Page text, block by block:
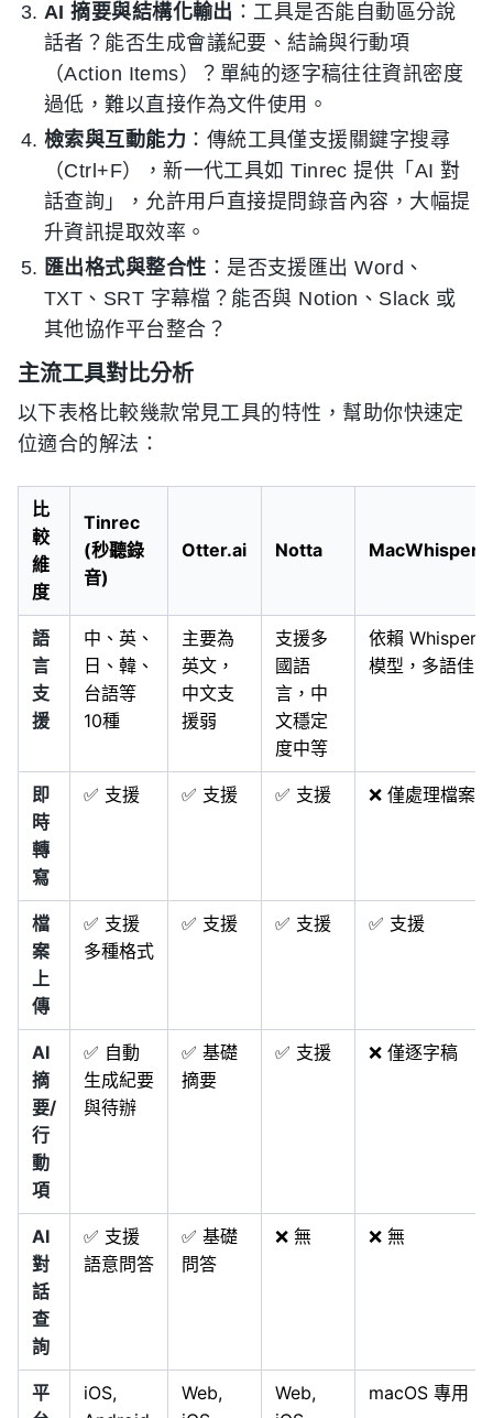
AI 摘要與結構化輸出 ：工具是否能自動區分說
話者？能否生成會議紀要、結論與行動項
（Action Items）？單純的逐字稿往往資訊密度
過低，難以直接作為文件使用。
檢索與互動能力 ：傳統工具僅支援關鍵字搜尋
（Ctrl+F），新一代工具如 Tinrec 提供「AI 對
話查詢」，允許用戶直接提問錄音內容，大幅提
升資訊提取效率。
匯出格式與整合性 ：是否支援匯出 Word、
TXT、SRT 字幕檔？能否與 Notion、Slack 或
其他協作平台整合？
主流工具對比分析
以下表格比較幾款常見工具的特性，幫助你快速定
位適合的解法：
比
較
維
度
Tinrec
(秒聽錄
音)
Otter.ai Notta MacWhisper
語
言
支
援
中、英、
日、韓、
台語等
10種
主要為
英文，
中文支
援弱
支援多
國語
言，中
文穩定
度中等
依賴 Whisper
模型，多語佳
即
時
轉
寫
✅ 支援 ✅ 支援 ✅ 支援 ❌ 僅處理檔案
檔
案
上
傳
✅ 支援
多種格式
✅ 支援 ✅ 支援 ✅ 支援
AI
摘
要/
行
動
項
✅ 自動
生成紀要
與待辦
✅ 基礎
摘要
✅ 支援 ❌ 僅逐字稿
AI
對
話
查
詢
✅ 支援
語意問答
✅ 基礎
問答
❌ 無 ❌ 無
平
iOS,
Web,
Web,
macOS 專用